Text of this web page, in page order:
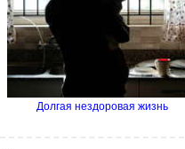
Долгая нездоровая жизнь